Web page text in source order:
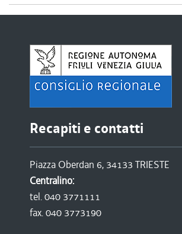
Recapiti e contatti
Piazza Oberdan 6, 34133 TRIESTE
Centralino:
tel. 040 3771111
fax. 040 3773190